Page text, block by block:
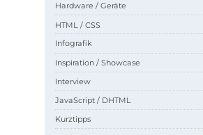
Hardware / Geräte
HTML / CSS
Infografik
Inspiration / Showcase
Interview
JavaScript / DHTML
Kurztipps